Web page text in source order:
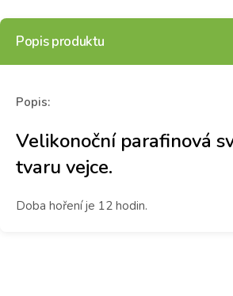
Popis produktu
Popis:
Velikonoční parafinová
tvaru vejce.
Doba hoření je 12 hodin.